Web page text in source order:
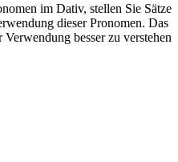
im Dativ, stellen Sie Sätze
dieser Pronomen. Das
besser zu verstehen